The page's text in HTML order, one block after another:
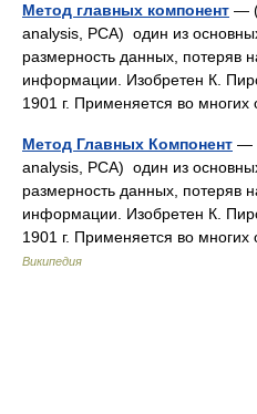
Метод главных компонент —
analysis, PCA) один из
размерность данных, потеряв
информации. Изобретен К.
1901 г. Применяется во
Метод Главных Компонент —
analysis, PCA) один из
размерность данных, потеряв
информации. Изобретен К.
1901 г. Применяется во
Википедия